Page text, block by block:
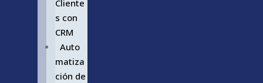
Cliente
s con
CRM
Auto
matiza
ción de